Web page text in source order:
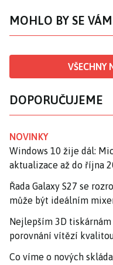
MOHLO BY SE
VŠECHNY
DOPORUČUJEME
NOVINKY
Windows 10 žije dál:
aktualizace až do října
Řada Galaxy S27 se
může být ideálním
Nejlepším 3D tiskárnám
porovnání vítězí
Co víme o nových